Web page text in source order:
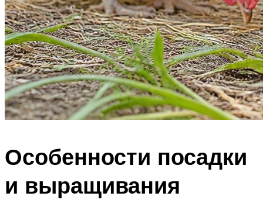
Особенности посадки
и выращивания